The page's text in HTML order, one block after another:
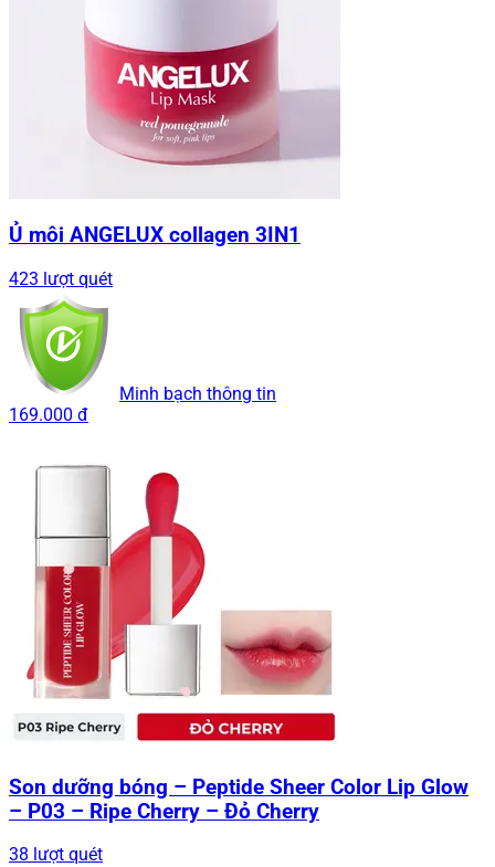
Ủ môi ANGELUX collagen 3IN1
423 lượt quét
Minh bạch thông tin
169.000 đ
Son dưỡng bóng – Peptide Sheer Color Lip Glow
– P03 – Ripe Cherry – Đỏ Cherry
38 lượt quét